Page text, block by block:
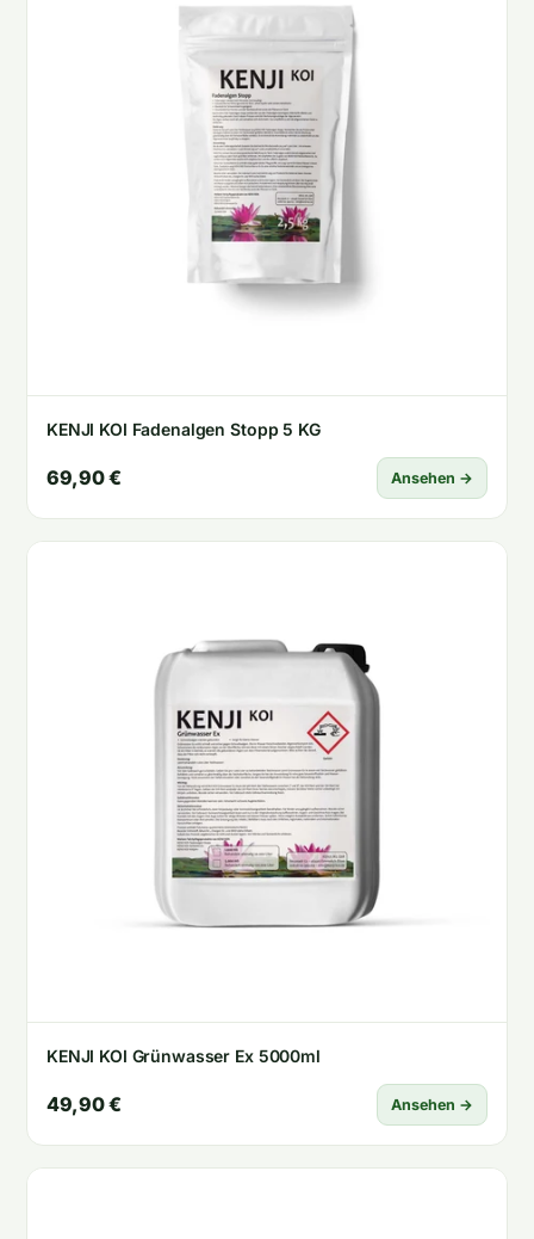
KENJI KOI Fadenalgen Stopp 5 KG
69,90 € Ansehen →
KENJI KOI Grünwasser Ex 5000ml
49,90 € Ansehen →